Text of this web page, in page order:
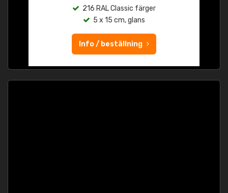
216 RAL Classic färger
5 x 15 cm, glans
Info / beställning